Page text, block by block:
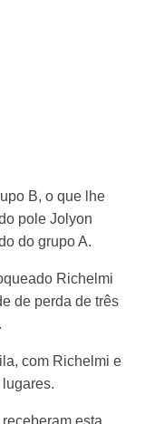
B, o que lhe
pole Jolyon
do grupo A.
Richelmi
de perda de três
com Richelmi e